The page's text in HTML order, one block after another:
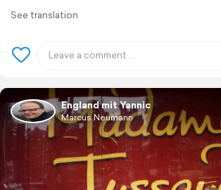
See translation
England mit Yannic
Marcus Neumann